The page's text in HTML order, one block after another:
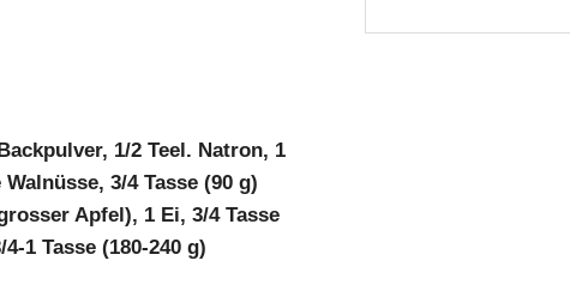
1/2 Teel. Natron, 1
3/4 Tasse (90 g)
Apfel), 1 Ei, 3/4 Tasse
1 Tasse (180-240 g)